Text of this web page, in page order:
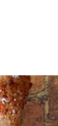
Orisha
in there